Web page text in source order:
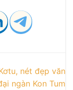
nét đẹp văn
ngàn Kon Tum